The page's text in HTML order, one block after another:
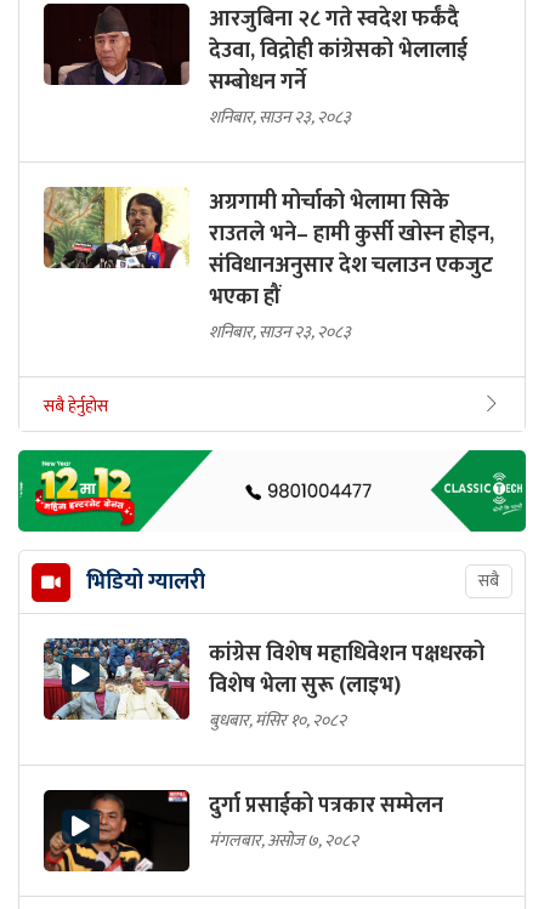
आरजुबिना २८ गते स्वदेश फर्कंदै
देउवा, विद्रोही कांग्रेसको भेलालाई
सम्बोधन गर्ने
शनिबार, साउन २३, २०८३
अग्रगामी मोर्चाको भेलामा सिके
राउतले भने– हामी कुर्सी खोस्न होइन,
संविधानअनुसार देश चलाउन एकजुट
भएका हौं
शनिबार, साउन २३, २०८३
सबै हेर्नुहोस
भिडियो ग्यालरी सबै
कांग्रेस विशेष महाधिवेशन पक्षधरको
विशेष भेला सुरू (लाइभ)
बुधबार, मंसिर १०, २०८२
दुर्गा प्रसाईको पत्रकार सम्मेलन
मंगलबार, असोज ७, २०८२